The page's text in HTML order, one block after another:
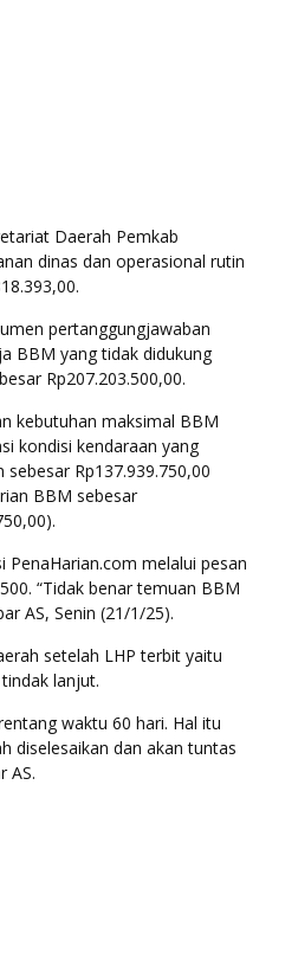
Daerah Pemkab
dinas dan operasional rutin
pertanggungjawaban
BBM yang tidak didukung
Rp207.203.500,00.
kebutuhan maksimal BBM
kondisi kendaraan yang
Rp137.939.750,00
BBM sebesar
PenaHarian.com melalui pesan
“Tidak benar temuan BBM
AS, Senin (21/1/25).
setelah LHP terbit yaitu
lanjut.
waktu 60 hari. Hal itu
diselesaikan dan akan tuntas
AS.